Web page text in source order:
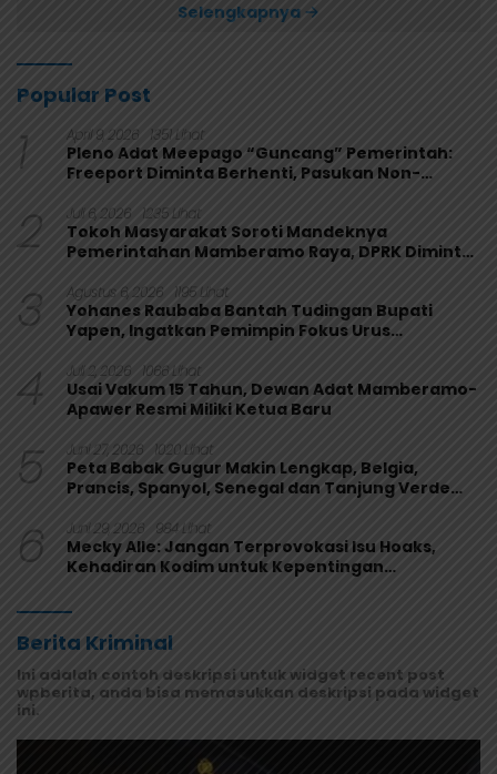
Selengkapnya
Popular Post
1 April 9, 2026 1351 Lihat
Pleno Adat Meepago “Guncang” Pemerintah:
Freeport Diminta Berhenti, Pasukan Non-
2 Juli 6, 2026 1235 Lihat
Tokoh Masyarakat Soroti Mandeknya
Pemerintahan Mamberamo Raya, DPRK Diminta
3 Agustus 6, 2026 1195 Lihat
Yohanes Raubaba Bantah Tudingan Bupati
Yapen, Ingatkan Pemimpin Fokus Urus
4 Juli 2, 2026 1066 Lihat
Usai Vakum 15 Tahun, Dewan Adat Mamberamo-
Apawer Resmi Miliki Ketua Baru
5 Juni 27, 2026 1020 Lihat
Peta Babak Gugur Makin Lengkap, Belgia,
Prancis, Spanyol, Senegal dan Tanjung Verde
6 Juni 29, 2026 984 Lihat
Mecky Alle: Jangan Terprovokasi Isu Hoaks,
Kehadiran Kodim untuk Kepentingan
Berita Kriminal
Ini adalah contoh deskripsi untuk widget recent post
wpberita, anda bisa memasukkan deskripsi pada widget
ini.